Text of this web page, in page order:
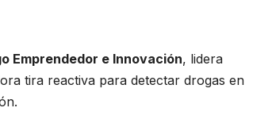
Emprendedor e Innovación, lidera
tira reactiva para detectar drogas en